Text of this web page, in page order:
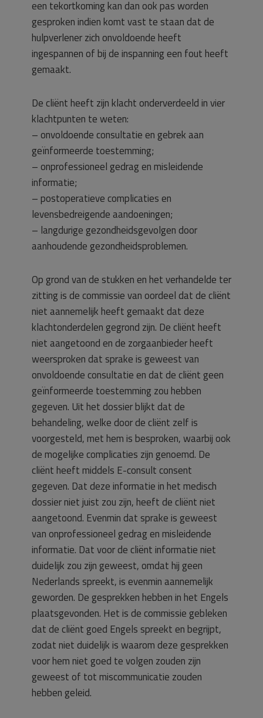
een tekortkoming kan dan ook pas worden
gesproken indien komt vast te staan dat de
hulpverlener zich onvoldoende heeft
ingespannen of bij de inspanning een fout heeft
gemaakt.
De cliënt heeft zijn klacht onderverdeeld in vier
klachtpunten te weten:
– onvoldoende consultatie en gebrek aan
geïnformeerde toestemming;
– onprofessioneel gedrag en misleidende
informatie;
– postoperatieve complicaties en
levensbedreigende aandoeningen;
– langdurige gezondheidsgevolgen door
aanhoudende gezondheidsproblemen.
Op grond van de stukken en het verhandelde ter
zitting is de commissie van oordeel dat de cliënt
niet aannemelijk heeft gemaakt dat deze
klachtonderdelen gegrond zijn. De cliënt heeft
niet aangetoond en de zorgaanbieder heeft
weersproken dat sprake is geweest van
onvoldoende consultatie en dat de cliënt geen
geïnformeerde toestemming zou hebben
gegeven. Uit het dossier blijkt dat de
behandeling, welke door de cliënt zelf is
voorgesteld, met hem is besproken, waarbij ook
de mogelijke complicaties zijn genoemd. De
cliënt heeft middels E-consult consent
gegeven. Dat deze informatie in het medisch
dossier niet juist zou zijn, heeft de cliënt niet
aangetoond. Evenmin dat sprake is geweest
van onprofessioneel gedrag en misleidende
informatie. Dat voor de cliënt informatie niet
duidelijk zou zijn geweest, omdat hij geen
Nederlands spreekt, is evenmin aannemelijk
geworden. De gesprekken hebben in het Engels
plaatsgevonden. Het is de commissie gebleken
dat de cliënt goed Engels spreekt en begrijpt,
zodat niet duidelijk is waarom deze gesprekken
voor hem niet goed te volgen zouden zijn
geweest of tot miscommunicatie zouden
hebben geleid.